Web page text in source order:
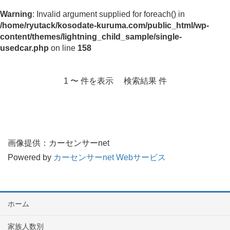
Warning: Invalid argument supplied for foreach() in
/home/ryutack/kosodate-kuruma.com/public_html/wp-
content/themes/lightning_child_sample/single-
usedcar.php on line 158
1 〜 件を表示 検索結果 件
画像提供：カーセンサーnet
Powered by カーセンサーnet Webサービス
ホーム
家族人数別